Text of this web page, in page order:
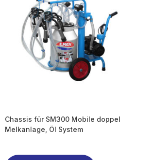
Chassis für SM300 Mobile doppel
Melkanlage, Öl System